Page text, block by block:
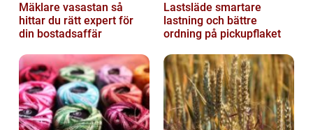
Mäklare vasastan så
hittar du rätt expert för
din bostadsaffär
Lastsläde smartare
lastning och bättre
ordning på pickupflaket